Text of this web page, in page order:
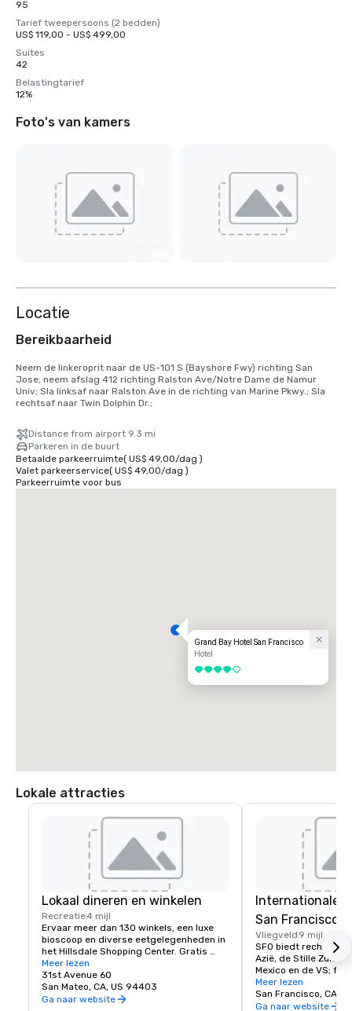
95
Tarief tweepersoons (2 bedden)
US$ 119,00 - US$ 499,00
Suites
42
Belastingtarief
12%
Foto's van kamers
Locatie
Bereikbaarheid
Neem de linkeroprit naar de US-101 S (Bayshore Fwy) richting San
Jose; neem afslag 412 richting Ralston Ave/Notre Dame de Namur
Univ; Sla linksaf naar Ralston Ave in de richting van Marine Pkwy.; Sla
rechtsaf naar Twin Dolphin Dr.;
Distance from airport 9.3 mi
Parkeren in de buurt
Betaalde parkeerruimte( US$ 49,00/dag )
Valet parkeerservice( US$ 49,00/dag )
Parkeerruimte voor bus
Grand Bay Hotel San Francisco
Hotel
4 van 5
Lokale attracties
Lokaal dineren en winkelen
Recreatie4 mijl
Ervaar meer dan 130 winkels, een luxe
bioscoop en diverse eetgelegenheden in
het Hillsdale Shopping Center. Gratis
parkeren en Caltrain toegankelijk. De
favoriete winkelbestemming van het
schiereiland.
Meer lezen
31st Avenue 60
San Mateo, CA, US 94403
Ga naar website
Internationale
San Francisco
Vliegveld 9 mijl
SFO biedt
Azië, de Stille
Mexico en de VS;
wereldklasse,
meer!
Meer lezen
San Francisco, CA,
Ga naar website